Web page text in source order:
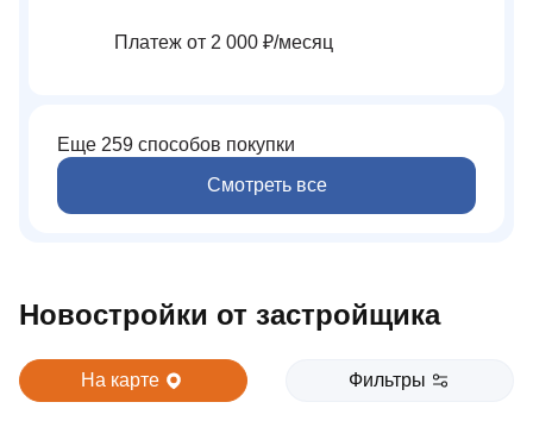
Платеж от 2 000 ₽⁠/⁠месяц
Еще 259 способов покупки
Смотреть все
Новостройки от застройщика
На карте Фильтры